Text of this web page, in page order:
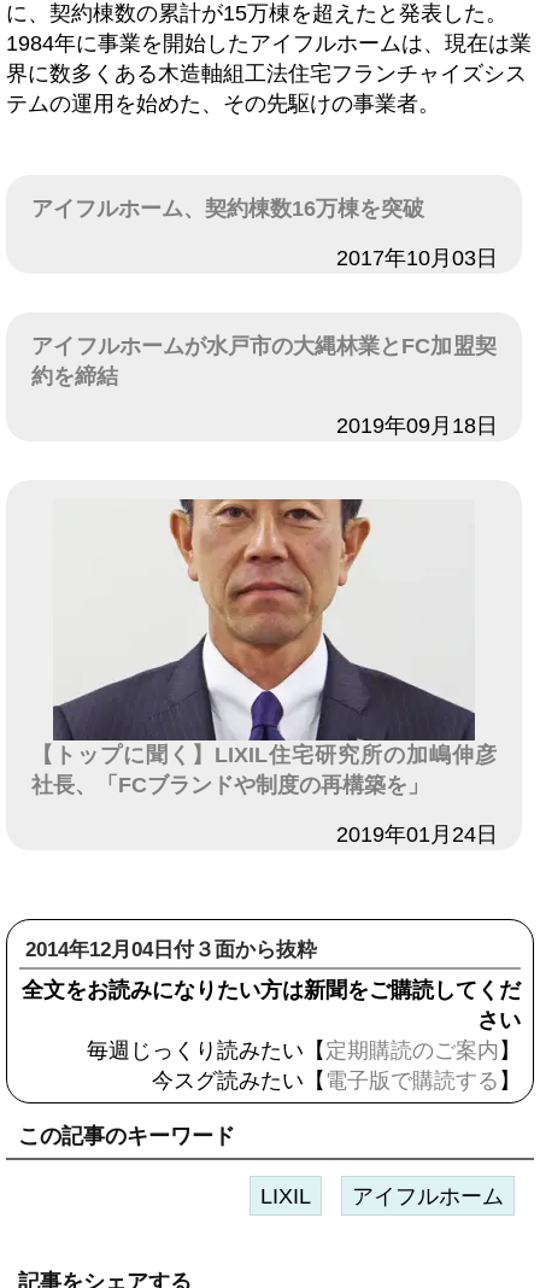
に、契約棟数の累計が15万棟を超えたと発表した。
1984年に事業を開始したアイフルホームは、現在は業
界に数多くある木造軸組工法住宅フランチャイズシス
テムの運用を始めた、その先駆けの事業者。
アイフルホーム、契約棟数16万棟を突破
2017年10月03日
アイフルホームが水戸市の大縄林業とFC加盟契
約を締結
2019年09月18日
【トップに聞く】LIXIL住宅研究所の加嶋伸彦
社長、「FCブランドや制度の再構築を」
2019年01月24日
2014年12月04日付３面から抜粋
全文をお読みになりたい方は新聞をご購読してくだ
さい
毎週じっくり読みたい【 定期購読のご案内 】
今スグ読みたい【 電子版で購読する 】
この記事のキーワード
LIXIL アイフルホーム
記事をシェアする